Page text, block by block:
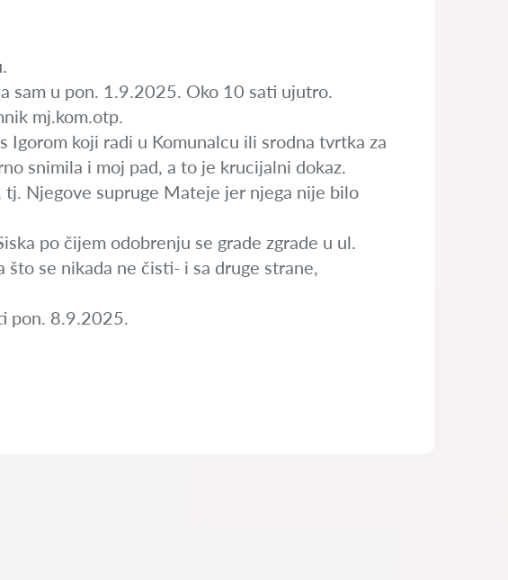
sam u pon. 1.9.2025. Oko 10 sati ujutro.
mj.kom.otp.
Igorom koji radi u Komunalcu ili srodna tvrtka za
snimila i moj pad, a to je krucijalni dokaz.
tj. Njegove supruge Mateje jer njega nije bilo
po čijem odobrenju se grade zgrade u ul.
se nikada ne čisti- i sa druge strane,
pon. 8.9.2025.